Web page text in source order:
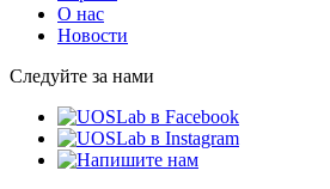
О нас
Новости
Следуйте за нами